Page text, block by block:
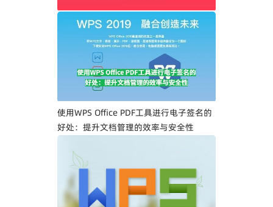
WPS Office PDF电子签名入门指南：一步
一步教你创建专属电子签名
使用WPS Office PDF工具进行电子签名的
好处：提升文档管理的效率与安全性